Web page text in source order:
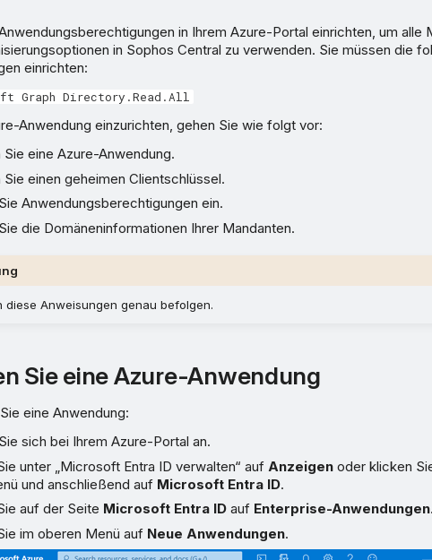
in Ihrem Azure-Portal einrichten, um alle
in Sophos Central zu verwenden. Sie müssen die
einrichten:
Graph Directory.Read.All
Anwendung einzurichten, gehen Sie wie folgt vor:
Sie eine Azure-Anwendung.
Sie einen geheimen Clientschlüssel.
Anwendungsberechtigungen ein.
die Domäneninformationen Ihrer Mandanten.
diese Anweisungen genau befolgen.
Sie eine Azure-Anwendung
eine Anwendung:
sich bei Ihrem Azure-Portal an.
unter „Microsoft Entra ID verwalten“ auf Anzeigen oder klicken
und anschließend auf Microsoft Entra ID.
auf der Seite Microsoft Entra ID auf Enterprise-Anwendungen
im oberen Menü auf Neue Anwendungen.